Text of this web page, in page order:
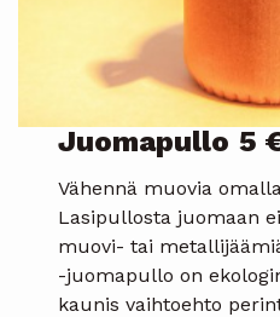
Juomapullo 5
Vähennä muovia
Lasipullosta juomaan
muovi- tai
-juomapullo on
kaunis vaihtoehto